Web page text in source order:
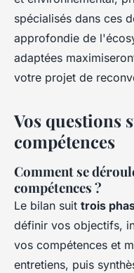
spécialisés dans ces
approfondie de
adaptées
votre projet de
Vos questions
compétences
Comment se
compétences ?
Le bilan suit trois
définir vos objectifs,
vos compétences et
entretiens, puis